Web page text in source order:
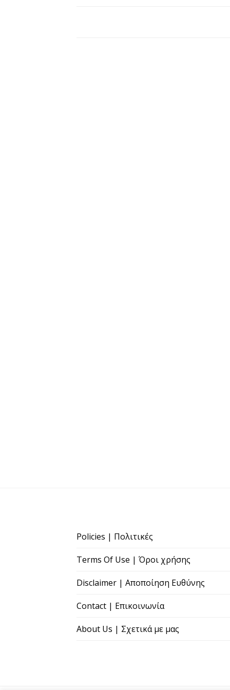
Policies | Πολιτικές
Terms Of Use | Όροι χρήσης
Disclaimer | Αποποίηση Ευθύνης
Contact | Επικοινωνία
About Us | Σχετικά με μας